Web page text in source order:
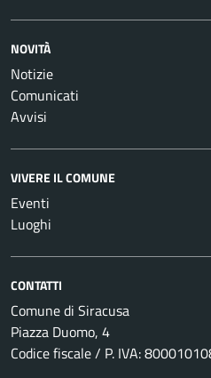
NOVITÀ
Notizie
Comunicati
Avvisi
VIVERE IL COMUNE
Eventi
Luoghi
CONTATTI
Comune di Siracusa
Piazza Duomo, 4
Codice fiscale / P. IVA: